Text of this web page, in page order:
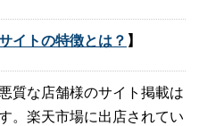
イトの特徴とは？ 】
質な店舗様のサイト掲載は
。楽天市場に出店されてい